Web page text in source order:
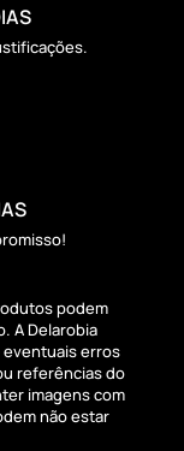
podem
A Delarobia
erros
referências do
imagens com
não estar